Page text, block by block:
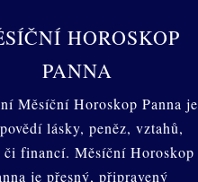
HOROSKOP
PANNA
Měsíční Horoskop Panna je
lásky, peněz, vztahů,
či financí. Měsíční Horoskop
je přesný, připravený